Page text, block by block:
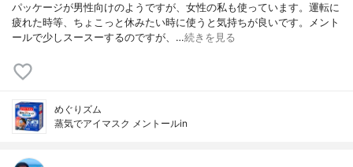
パッケージが男性向けのようですが、女性の私も使っています。運転に
疲れた時等、ちょこっと休みたい時に使うと気持ちが良いです。メント
ールで少しスースーするのですが、…続きを見る
めぐりズム
蒸気でアイマスク メントールin